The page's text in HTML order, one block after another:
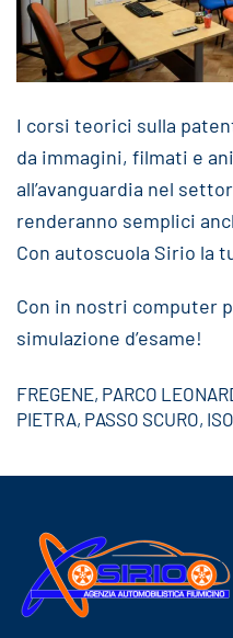
I corsi teorici sulla
da immagini, filmati e
all’avanguardia nel
renderanno semplici
Con autoscuola Sirio la
Con in nostri computer
simulazione d’esame!
FREGENE, PARCO
PIETRA, PASSO SCURO,